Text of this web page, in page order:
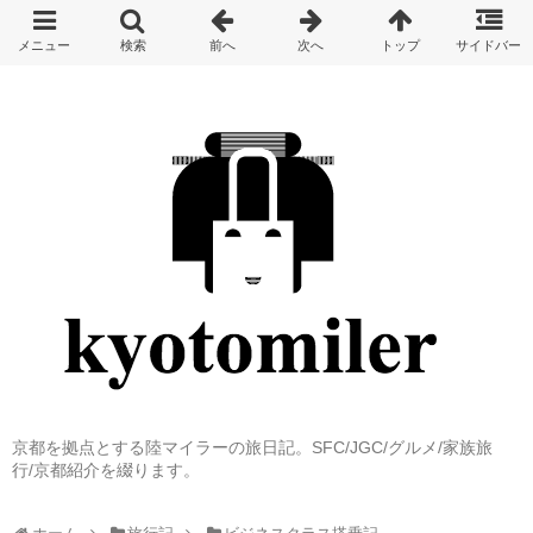
京都を拠点とする陸マイラーの旅日記。SFC/JGC/グルメ/家族旅
行/京都紹介を綴ります。